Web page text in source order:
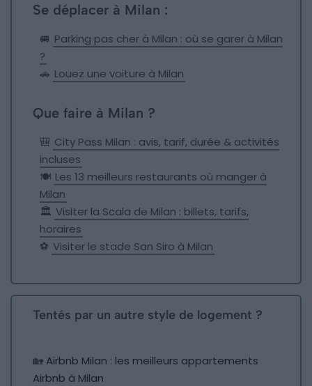
Se déplacer à Milan :
🚐 Parking pas cher à Milan : où se garer à Milan
?
🚗 Louez une voiture à Milan
Que faire à Milan ?
🎒 City Pass Milan : avis, tarif, durée & activités
incluses
🍽 Les 13 meilleurs restaurants où manger à
Milan
🏛 Visiter la Scala de Milan : billets, tarifs,
horaires
⚽ Visiter le stade San Siro à Milan
Tentés par un autre style de logement ?
🏡 Airbnb Milan : les meilleurs appartements
Airbnb à Milan